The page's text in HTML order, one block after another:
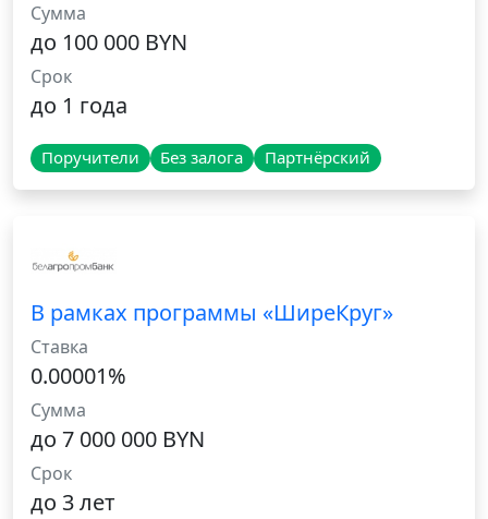
Сумма
до 100 000 BYN
Срок
до 1 года
Поручители Без залога Партнёрский
В рамках программы «ШиреКруг»
Ставка
0.00001%
Сумма
до 7 000 000 BYN
Срок
до 3 лет